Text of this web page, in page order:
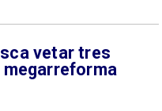
vetar tres